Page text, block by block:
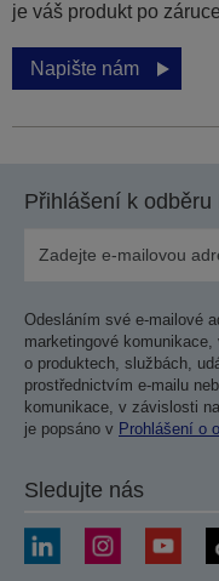
je váš produkt po
Napište nám
Přihlášení k
Odesláním své e-mailové
marketingové
o produktech, službách,
prostřednictvím e-mailu
komunikace, v závislosti
je popsáno v Prohlášení o
Sledujte nás